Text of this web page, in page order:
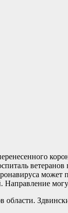
может
области.